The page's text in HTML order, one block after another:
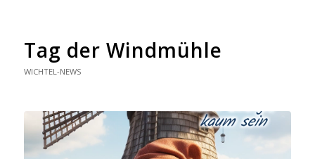
Tag der Windmühle
WICHTEL-NEWS